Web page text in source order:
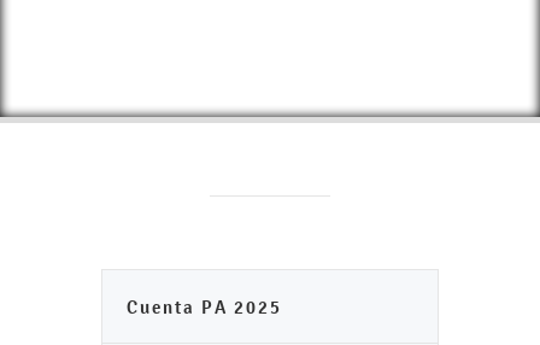
Cuenta PA 2025